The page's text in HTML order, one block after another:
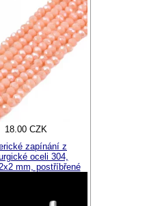
18.00 CZK
zapínání z
oceli 304,
mm, postříbřené